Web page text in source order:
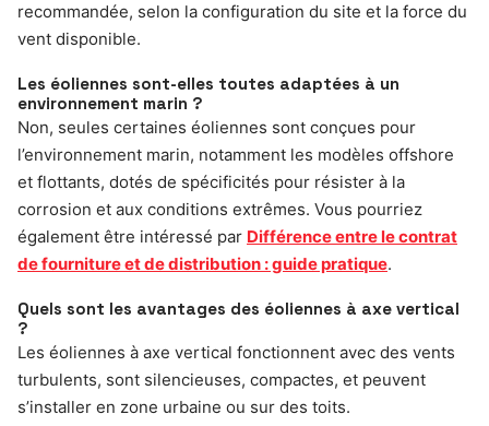
recommandée, selon la configuration du site et la force du
vent disponible.
Les éoliennes sont-elles toutes adaptées à un
environnement marin ?
Non, seules certaines éoliennes sont conçues pour
l’environnement marin, notamment les modèles offshore
et flottants, dotés de spécificités pour résister à la
corrosion et aux conditions extrêmes. Vous pourriez
également être intéressé par Différence entre le contrat
de fourniture et de distribution : guide pratique.
Quels sont les avantages des éoliennes à axe vertical
?
Les éoliennes à axe vertical fonctionnent avec des vents
turbulents, sont silencieuses, compactes, et peuvent
s’installer en zone urbaine ou sur des toits.